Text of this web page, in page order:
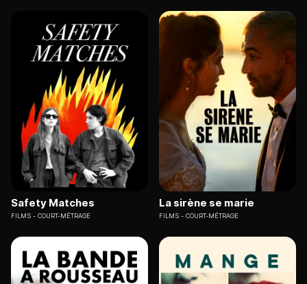
Safety Matches
FILMS COURT-MÉTRAGE
La sirène se marie
FILMS COURT-MÉTRAGE